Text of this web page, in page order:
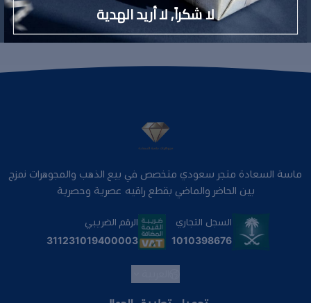
تقييمات المنتج
ماسة السعادة متجر سعودي متخصص في بيع الذهب والمجوهرات نمزج
بين الحاضر والماضي بقطع راقيه عصرية وحصرية
السجل التجاري
1010398676
الرقم الضريبي
311231019400003
لا شكراً, لا أريد الهدية